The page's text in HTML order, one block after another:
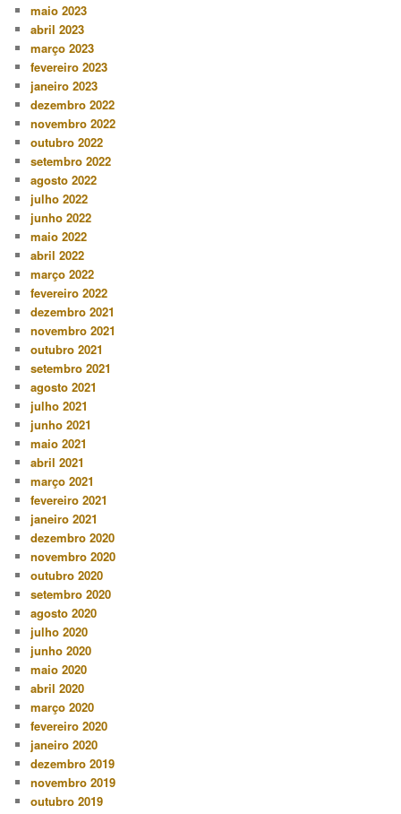
maio 2023
abril 2023
março 2023
fevereiro 2023
janeiro 2023
dezembro 2022
novembro 2022
outubro 2022
setembro 2022
agosto 2022
julho 2022
junho 2022
maio 2022
abril 2022
março 2022
fevereiro 2022
dezembro 2021
novembro 2021
outubro 2021
setembro 2021
agosto 2021
julho 2021
junho 2021
maio 2021
abril 2021
março 2021
fevereiro 2021
janeiro 2021
dezembro 2020
novembro 2020
outubro 2020
setembro 2020
agosto 2020
julho 2020
junho 2020
maio 2020
abril 2020
março 2020
fevereiro 2020
janeiro 2020
dezembro 2019
novembro 2019
outubro 2019